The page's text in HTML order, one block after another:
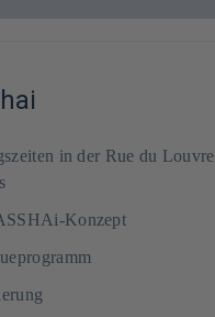
in der Rue du Louvre
Konzept